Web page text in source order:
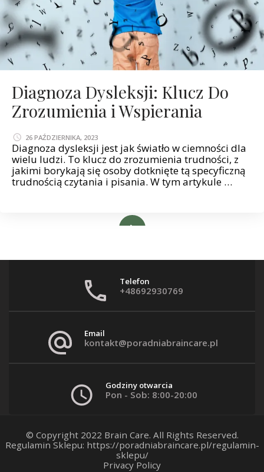
Diagnoza Dysleksji: Klucz Do
Zrozumienia i Wspierania
26 PAŹDZIERNIKA, 2023
Diagnoza dysleksji jest jak światło w ciemności dla
wielu ludzi. To klucz do zrozumienia trudności, z
jakimi borykają się osoby dotknięte tą specyficzną
trudnością czytania i pisania. W tym artykule …
Telefon
+48692930769
Email
kontakt@poradniabraincare.pl
Godziny otwarcia
Pon - Sob: 8:00-20:00
© Copyright 2022 Brain Care. All Rights Reserved.
Regulamin Sklepu: https://poradniabraincare.pl/regulamin-
sklepu/
Privacy Policy